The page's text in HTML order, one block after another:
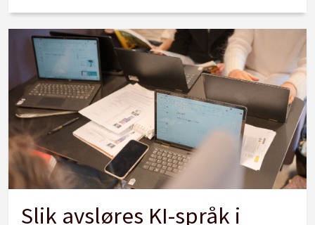
Slik avsløres KI-språk i